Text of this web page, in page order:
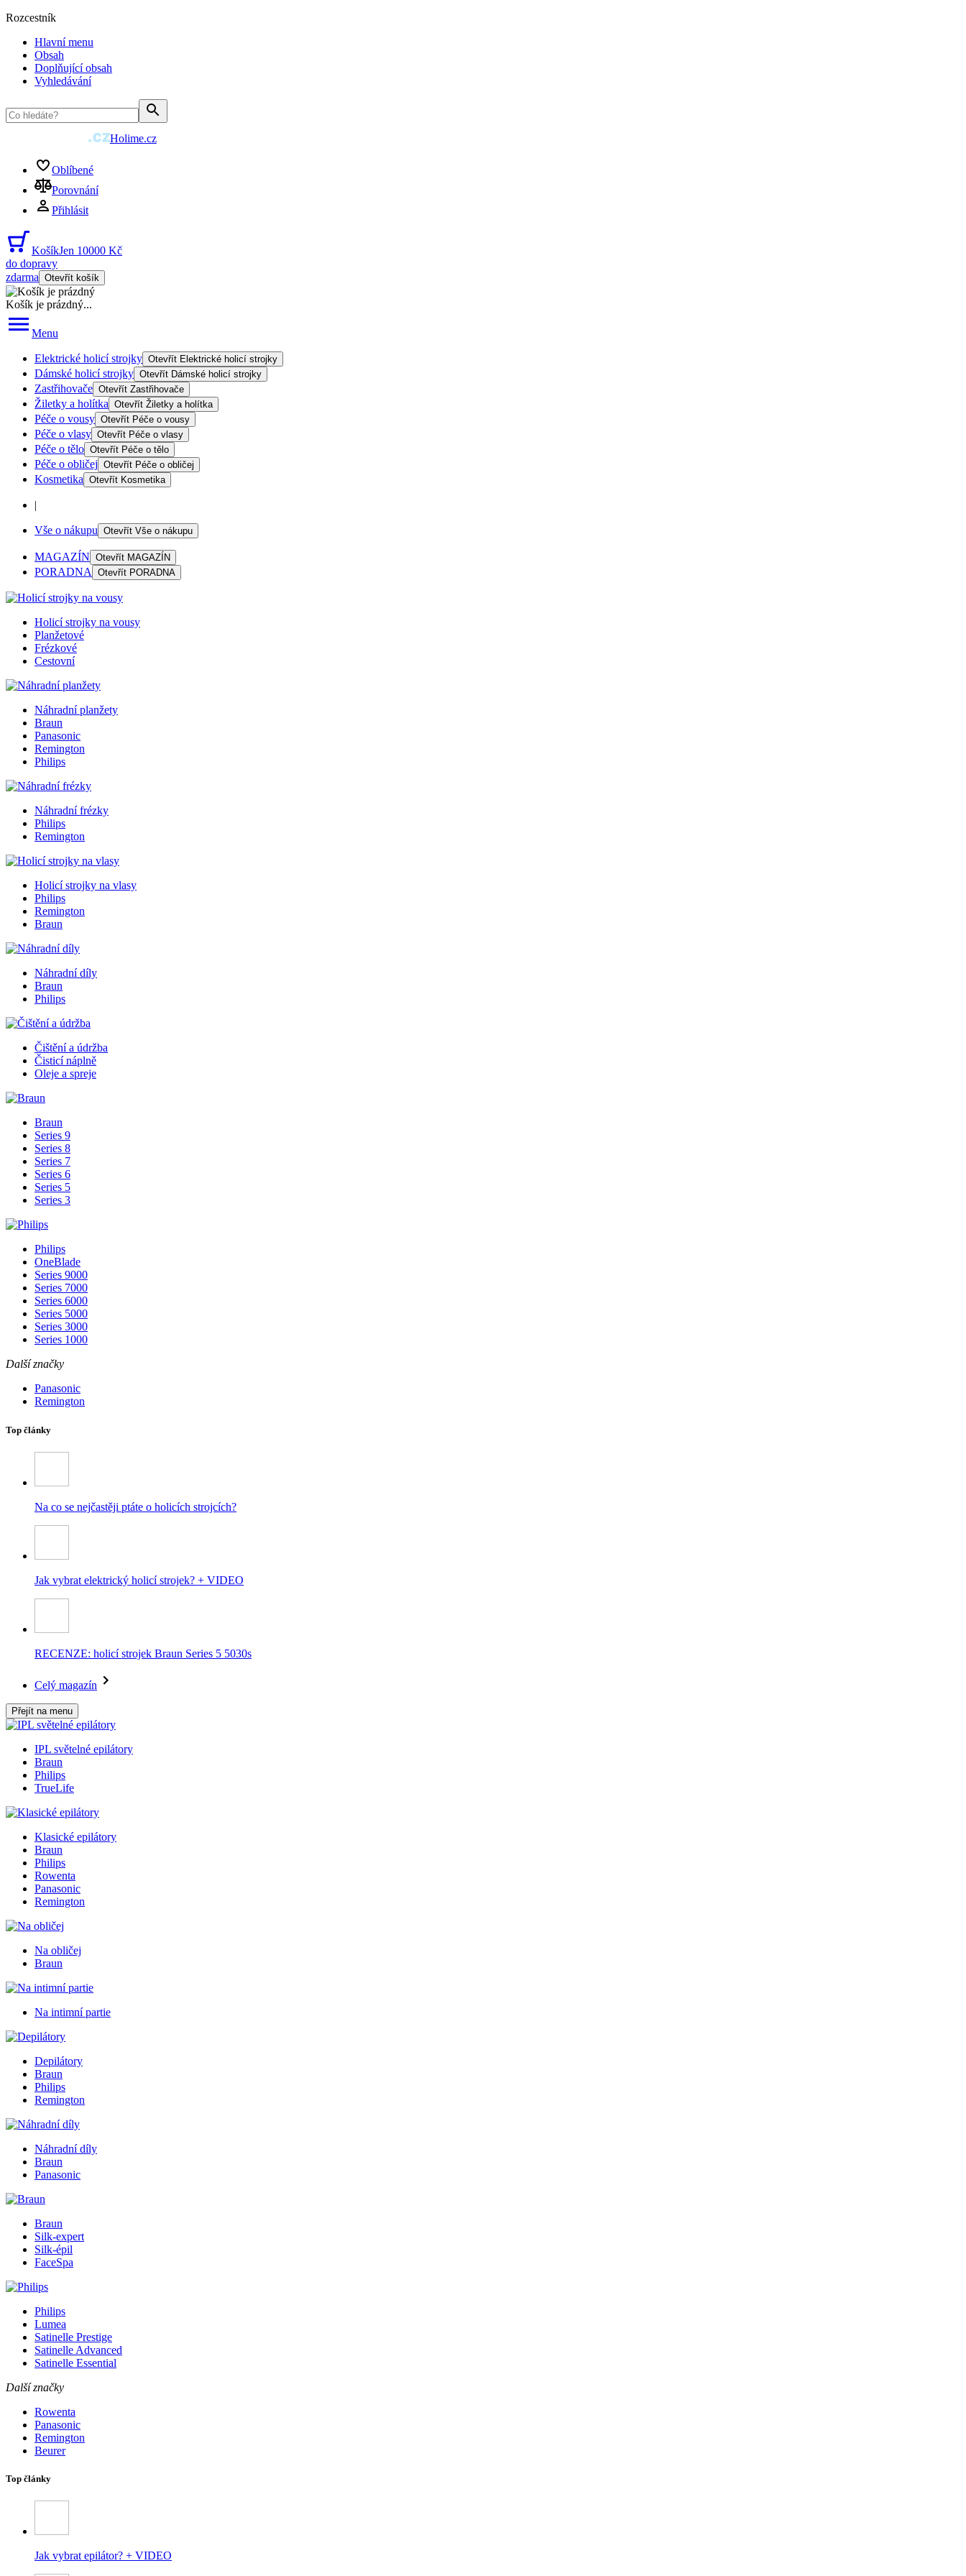
Rozcestník
Hlavní menu
Obsah
Doplňující obsah
Vyhledávání
Holime.cz
Oblíbené
Porovnání
Přihlásit
KošíkJen 10000 Kč
do dopravy
zdarma Otevřít košík
Košík je prázdný...
Menu
Elektrické holicí strojky Otevřít Elektrické holicí strojky
Dámské holicí strojky Otevřít Dámské holicí strojky
Zastřihovače Otevřít Zastřihovače
Žiletky a holítka Otevřít Žiletky a holítka
Péče o vousy Otevřít Péče o vousy
Péče o vlasy Otevřít Péče o vlasy
Péče o tělo Otevřít Péče o tělo
Péče o obličej Otevřít Péče o obličej
Kosmetika Otevřít Kosmetika
|
Vše o nákupu Otevřít Vše o nákupu
MAGAZÍN Otevřít MAGAZÍN
PORADNA Otevřít PORADNA
Holicí strojky na vousy
Planžetové
Frézkové
Cestovní
Náhradní planžety
Braun
Panasonic
Remington
Philips
Náhradní frézky
Philips
Remington
Holicí strojky na vlasy
Philips
Remington
Braun
Náhradní díly
Braun
Philips
Čištění a údržba
Čisticí náplně
Oleje a spreje
Braun
Series 9
Series 8
Series 7
Series 6
Series 5
Series 3
Philips
OneBlade
Series 9000
Series 7000
Series 6000
Series 5000
Series 3000
Series 1000
Další značky
Panasonic
Remington
Top články
Na co se nejčastěji ptáte o holicích strojcích?
Jak vybrat elektrický holicí strojek? + VIDEO
RECENZE: holicí strojek Braun Series 5 5030s
Celý magazín
Přejít na menu
IPL světelné epilátory
Braun
Philips
TrueLife
Klasické epilátory
Braun
Philips
Rowenta
Panasonic
Remington
Na obličej
Braun
Na intimní partie
Depilátory
Braun
Philips
Remington
Náhradní díly
Braun
Panasonic
Braun
Silk-expert
Silk-épil
FaceSpa
Philips
Lumea
Satinelle Prestige
Satinelle Advanced
Satinelle Essential
Další značky
Rowenta
Panasonic
Remington
Beurer
Top články
Jak vybrat epilátor? + VIDEO